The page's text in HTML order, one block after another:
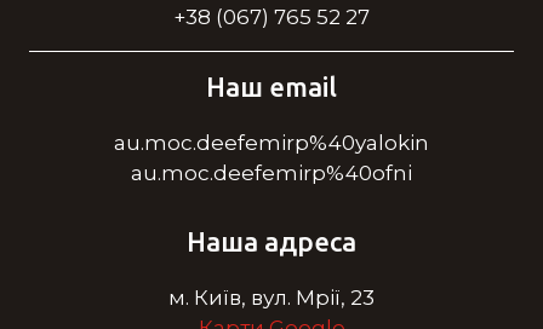
+38 (067) 765 52 27
Наш email
au.moc.deefemirp%40yalokin
au.moc.deefemirp%40ofni
Наша адреса
м. Київ, вул. Мрії, 23